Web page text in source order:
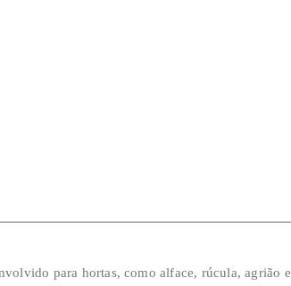
para hortas, como alface, rúcula, agrião e